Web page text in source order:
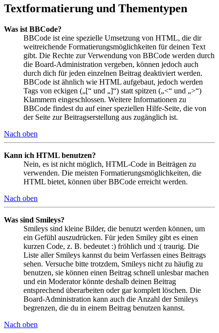
Textformatierung und Thementypen
Was ist BBCode?
BBCode ist eine spezielle Umsetzung von HTML, die dir
weitreichende Formatierungsmöglichkeiten für deinen Text
gibt. Die Rechte zur Verwendung von BBCode werden durch
die Board-Administration vergeben, können jedoch auch
durch dich für jeden einzelnen Beitrag deaktiviert werden.
BBCode ist ähnlich wie HTML aufgebaut, jedoch werden
Tags von eckigen („[“ und „]“) statt spitzen („<“ und „>“)
Klammern eingeschlossen. Weitere Informationen zu
BBCode findest du auf einer speziellen Hilfe-Seite, die von
der Seite zur Beitragserstellung aus zugänglich ist.
Nach oben
Kann ich HTML benutzen?
Nein, es ist nicht möglich, HTML-Code in Beiträgen zu
verwenden. Die meisten Formatierungsmöglichkeiten, die
HTML bietet, können über BBCode erreicht werden.
Nach oben
Was sind Smileys?
Smileys sind kleine Bilder, die benutzt werden können, um
ein Gefühl auszudrücken. Für jeden Smiley gibt es einen
kurzen Code, z. B. bedeutet :) fröhlich und :( traurig. Die
Liste aller Smileys kannst du beim Verfassen eines Beitrags
sehen. Versuche bitte trotzdem, Smileys nicht zu häufig zu
benutzen, sie können einen Beitrag schnell unlesbar machen
und ein Moderator könnte deshalb deinen Beitrag
entsprechend überarbeiten oder gar komplett löschen. Die
Board-Administration kann auch die Anzahl der Smileys
begrenzen, die du in einem Beitrag benutzen kannst.
Nach oben